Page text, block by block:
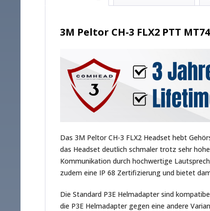
3M Peltor CH-3 FLX2 PTT
Das 3M Peltor CH-3 FLX2 Headset hebt
das Headset deutlich schmaler trotz sehr
Kommunikation durch hochwertige
zudem eine IP 68 Zertifizierung und bietet
Die Standard P3E Helmadapter sind
die P3E Helmadapter gegen eine andere